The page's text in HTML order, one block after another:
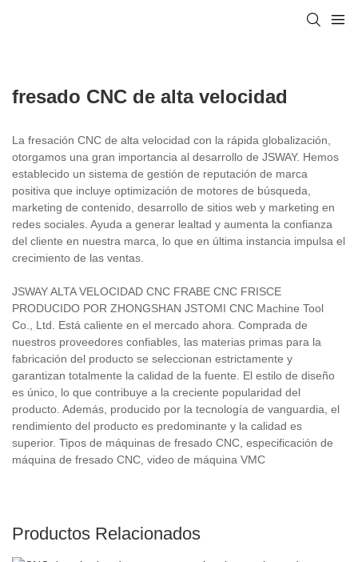
fresado CNC de alta velocidad
La fresación CNC de alta velocidad con la rápida globalización,
otorgamos una gran importancia al desarrollo de JSWAY. Hemos
establecido un sistema de gestión de reputación de marca
positiva que incluye optimización de motores de búsqueda,
marketing de contenido, desarrollo de sitios web y marketing en
redes sociales. Ayuda a generar lealtad y aumenta la confianza
del cliente en nuestra marca, lo que en última instancia impulsa el
crecimiento de las ventas.
JSWAY ALTA VELOCIDAD CNC FRABE CNC FRISCE
PRODUCIDO POR ZHONGSHAN JSTOMI CNC Machine Tool
Co., Ltd. Está caliente en el mercado ahora. Comprada de
nuestros proveedores confiables, las materias primas para la
fabricación del producto se seleccionan estrictamente y
garantizan totalmente la calidad de la fuente. El estilo de diseño
es único, lo que contribuye a la creciente popularidad del
producto. Además, producido por la tecnología de vanguardia, el
rendimiento del producto es predominante y la calidad es
superior. Tipos de máquinas de fresado CNC, especificación de
máquina de fresado CNC, video de máquina VMC
Productos Relacionados